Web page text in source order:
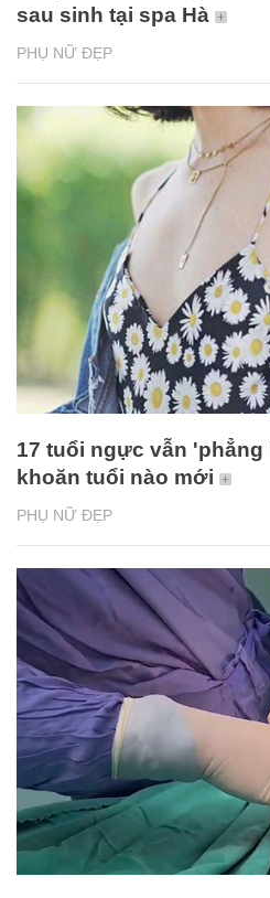
PHỤ NỮ ĐẸP
sau sinh tại spa Hà
PHỤ NỮ ĐẸP
17 tuổi ngực vẫn
khoăn tuổi nào mới